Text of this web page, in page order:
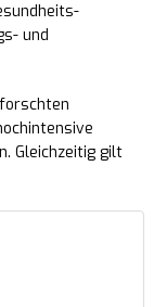
und
Gleichzeitig gilt